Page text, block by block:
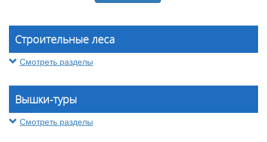
Строительные леса
Смотреть разделы
Вышки-туры
Смотреть разделы